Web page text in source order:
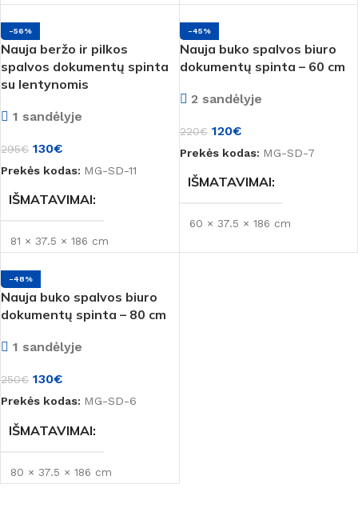
BŪKLĖ
MEDŽIAGA
Ąžuolas,Ąžuolas/Wenge
Wenge
PREKĖS ŽENKLAS
Montana
BŪKLĖ
MEDŽIAGA LMDP
PREKĖS ŽENKLAS
-56%
Nauja beržo ir pilkos
spalvos dokumentų spinta
su lentynomis
1 sandėlyje
295€ 130€
Prekės kodas: MG-SD-11
IŠMATAVIMAI
81 × 37.5 × 186 cm
BŪKLĖ
SPALVA
PREKĖS ŽENKLAS
Montana
-45%
Nauja buko spalvos biuro
dokumentų spinta – 60 cm
2 sandėlyje
220€ 120€
Prekės kodas: MG-SD-7
IŠMATAVIMAI
60 × 37.5 × 186 cm
-48%
Nauja buko spalvos biuro
dokumentų spinta – 80 cm
1 sandėlyje
250€ 130€
Prekės kodas: MG-SD-6
IŠMATAVIMAI
80 × 37.5 × 186 cm